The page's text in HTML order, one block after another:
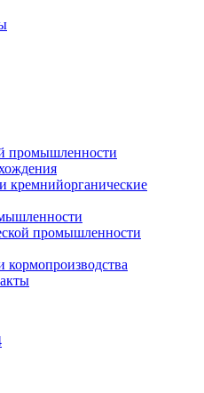
промышленности
кремнийорганические
промышленности
кормопроизводства